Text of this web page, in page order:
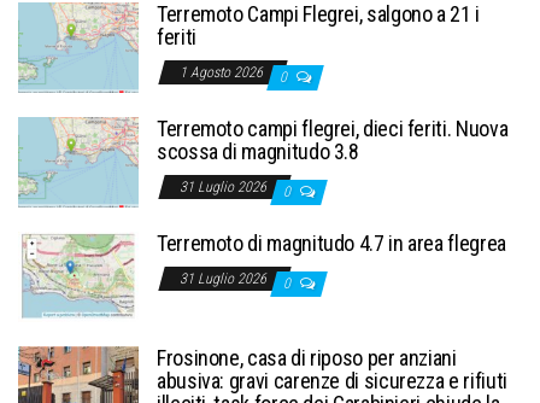
Terremoto Campi Flegrei, salgono a 21 i
feriti
1 Agosto 2026 0
Terremoto campi flegrei, dieci feriti. Nuova
scossa di magnitudo 3.8
31 Luglio 2026 0
Terremoto di magnitudo 4.7 in area flegrea
31 Luglio 2026 0
Frosinone, casa di riposo per anziani
abusiva: gravi carenze di sicurezza e rifiuti